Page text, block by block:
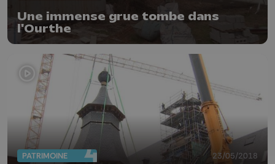
Une immense grue tombe dans
l'Ourthe
PATRIMOINE 23/05/2018